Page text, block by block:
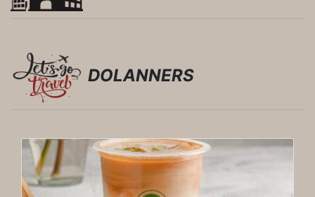
DOLANNERS